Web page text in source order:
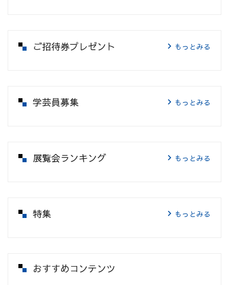
ご招待券プレゼント もっとみる
学芸員募集 もっとみる
展覧会ランキング もっとみる
特集 もっとみる
おすすめコンテンツ